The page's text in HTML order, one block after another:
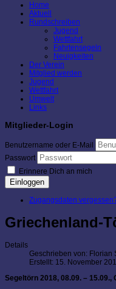
Home
Aktuell
Rundschreiben
Jugend
Wettfahrt
Fahrtensegeln
Neuigkeiten
Der Verein
Mitglied werden
Jugend
Wettfahrt
Umwelt
Links
Mitglieder-Login
Benutzername oder E-Mail
Passwort
Erinnere Dich an mich
Einloggen
Zugangsdaten
Griechenland-
Details
Geschrieben von: Florian
Erstellt: 15. November
Segeltörn 2018, 08.09. –